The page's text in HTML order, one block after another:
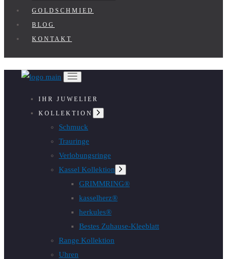
GOLDSCHMIED
BLOG
KONTAKT
IHR JUWELIER
KOLLEKTION
Untermenü
anzeigen
Schmuck
Trauringe
Verlobungsringe
Kassel Kollektion Untermenü
anzeigen
GRIMMRING®
kasselherz®
herkules®
Bestes Zuhause-Kleeblatt
Range Kollektion
Uhren